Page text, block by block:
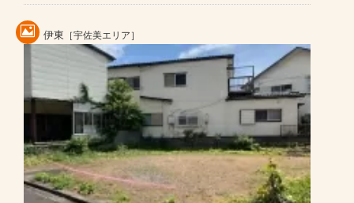
伊東 ［宇佐美エリア］